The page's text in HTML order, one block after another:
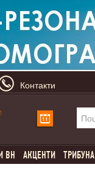
Контакти
ВН АКЦЕНТИ ТРИБУНА